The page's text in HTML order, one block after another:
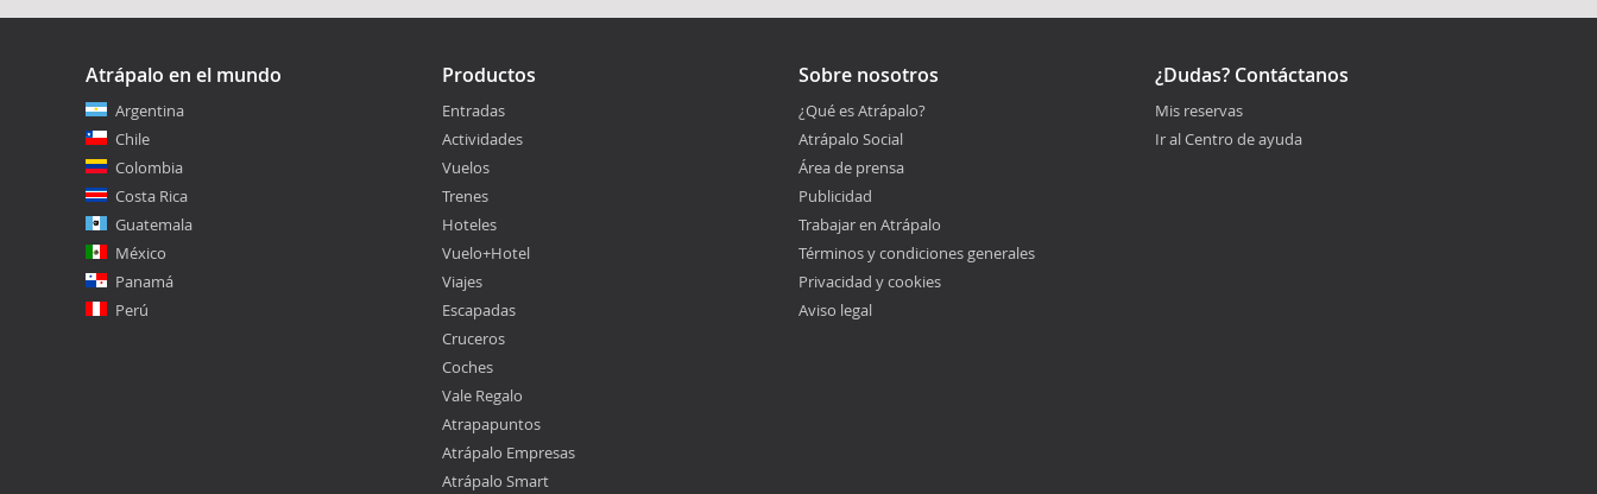
Atrápalo en el mundo
Argentina
Chile
Colombia
Costa Rica
Guatemala
México
Panamá
Perú
Productos
Entradas
Actividades
Vuelos
Trenes
Hoteles
Vuelo+Hotel
Viajes
Escapadas
Cruceros
Coches
Vale Regalo
Atrapapuntos
Atrápalo Empresas
Atrápalo Smart
Sobre nosotros
¿Qué es Atrápalo?
Atrápalo Social
Área de prensa
Publicidad
Trabajar en Atrápalo
Términos y condiciones generales
Privacidad y cookies
Aviso legal
¿Dudas? Contáctanos
Mis reservas
Ir al Centro de ayuda